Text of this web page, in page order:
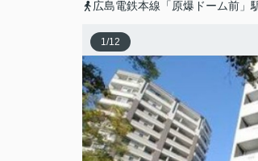
広島電鉄本線「原爆ドーム前」
1/12